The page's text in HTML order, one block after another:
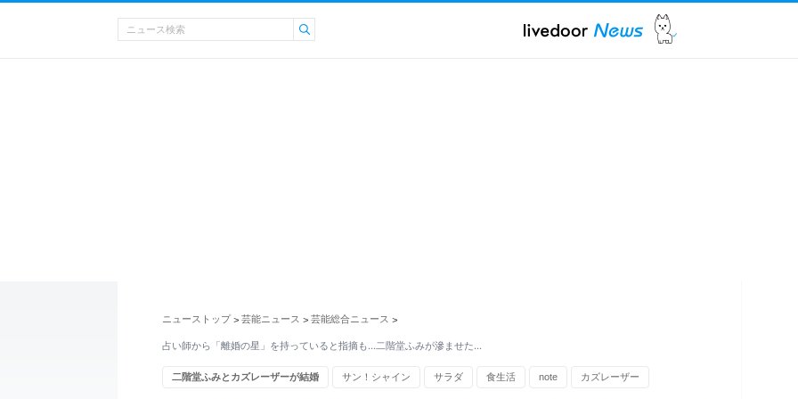
ニューストップ > 芸能ニュース > 芸能総合ニュース >
占い師から「離婚の星」を持っていると指摘も…二階堂ふみが滲ませた…
二階堂ふみとカズレーザーが結婚 サン！シャイン サラダ 食生活 note カズレーザー